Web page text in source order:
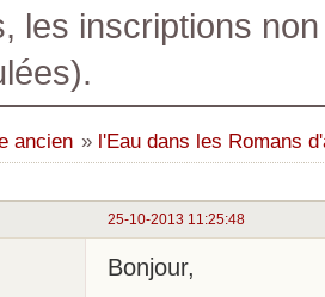
les inscriptions
ancien » l'Eau dans les Romans
25-10-2013 11:25:48
Bonjour,